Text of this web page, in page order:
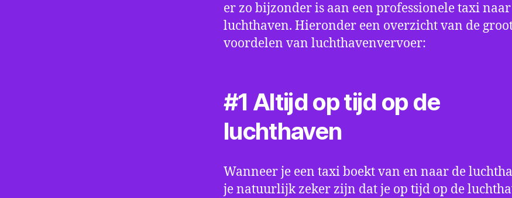
er zo bijzonder is aan een professionele taxi
luchthaven. Hieronder een overzicht van de
voordelen van luchthavenvervoer:
#1 Altijd op tijd op de
luchthaven
Wanneer je een taxi boekt van en naar de
je natuurlijk zeker zijn dat je op tijd op de